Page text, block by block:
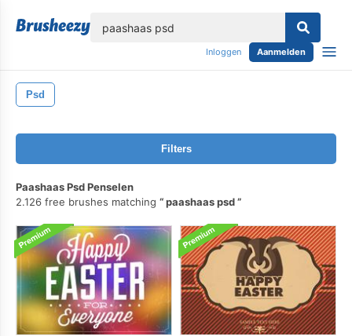
Inloggen Aanmelden
Psd
Filters
Paashaas Psd Penselen
2.126 free brushes matching
paashaas psd